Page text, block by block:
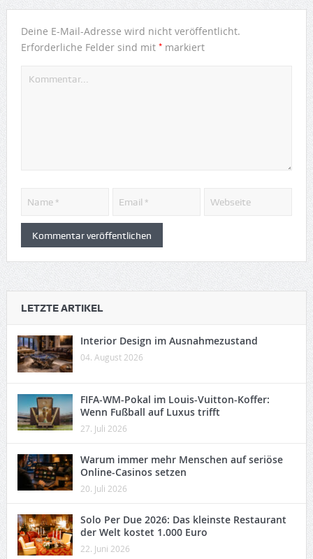
Deine E-Mail-Adresse wird nicht veröffentlicht.
Erforderliche Felder sind mit *markiert
LETZTE ARTIKEL
Interior Design im Ausnahmezustand
04. August 2026
FIFA-WM-Pokal im Louis-Vuitton-Koffer:
Wenn Fußball auf Luxus trifft
27. Juli 2026
Warum immer mehr Menschen auf seriöse
Online-Casinos setzen
20. Juli 2026
Solo Per Due 2026: Das kleinste Restaurant
der Welt kostet 1.000 Euro
22. Juni 2026